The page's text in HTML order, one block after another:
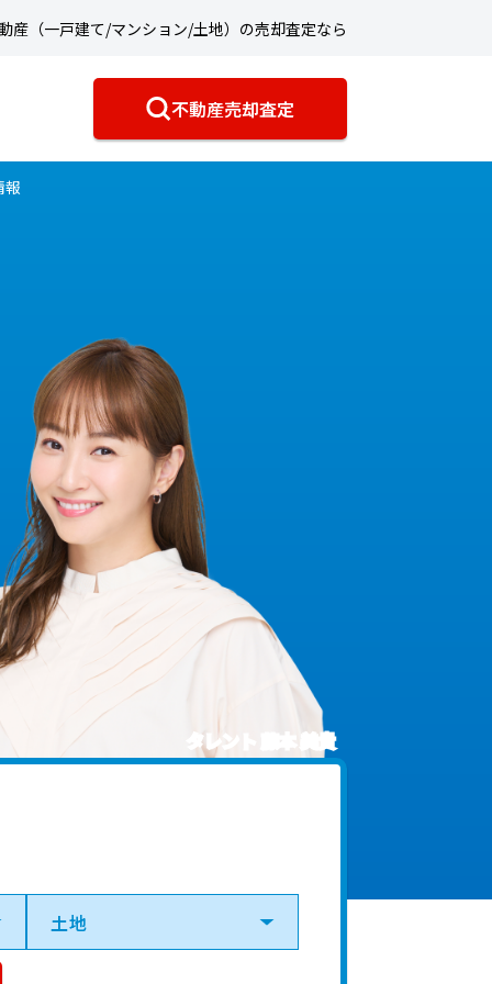
産（一戸建て/マンション/土地）の売却査定なら
不動産売却査定
報
タレント 藤本 美貴